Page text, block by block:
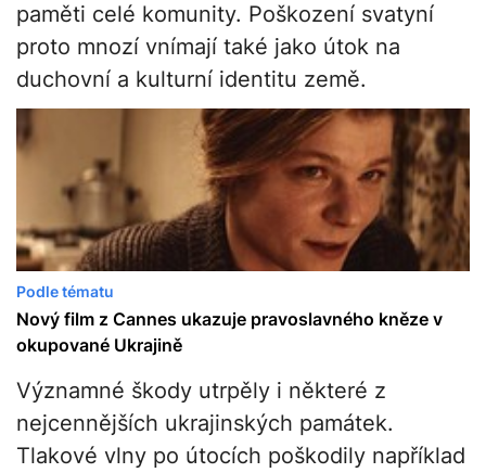
paměti celé komunity. Poškození svatyní
proto mnozí vnímají také jako útok na
duchovní a kulturní identitu země.
Podle tématu
Nový film z Cannes ukazuje pravoslavného kněze v
okupované Ukrajině
Významné škody utrpěly i některé z
nejcennějších ukrajinských památek.
Tlakové vlny po útocích poškodily například